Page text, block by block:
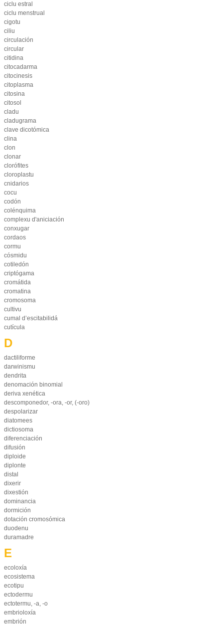
ciclu estral
ciclu menstrual
cigotu
ciliu
circulación
circular
citidina
citocadarma
citocinesis
citoplasma
citosina
citosol
cladu
cladugrama
clave dicotómica
clina
clon
clonar
clorófites
cloroplastu
cnidarios
cocu
codón
colénquima
complexu d'aniciación
conxugar
cordaos
cormu
cósmidu
cotiledón
criptógama
cromátida
cromatina
cromosoma
cultivu
cumal d’escitabilidá
cutícula
D
dactiliforme
darwinismu
dendrita
denomación binomial
deriva xenética
descomponedor, -ora, -or, (-oro)
despolarizar
diatomees
dictiosoma
diferenciación
difusión
diploide
diplonte
distal
dixerir
dixestión
dominancia
dormición
dotación cromosómica
duodenu
duramadre
E
ecoloxía
ecosistema
ecotipu
ectodermu
ectotermu, -a, -o
embrioloxía
embrión